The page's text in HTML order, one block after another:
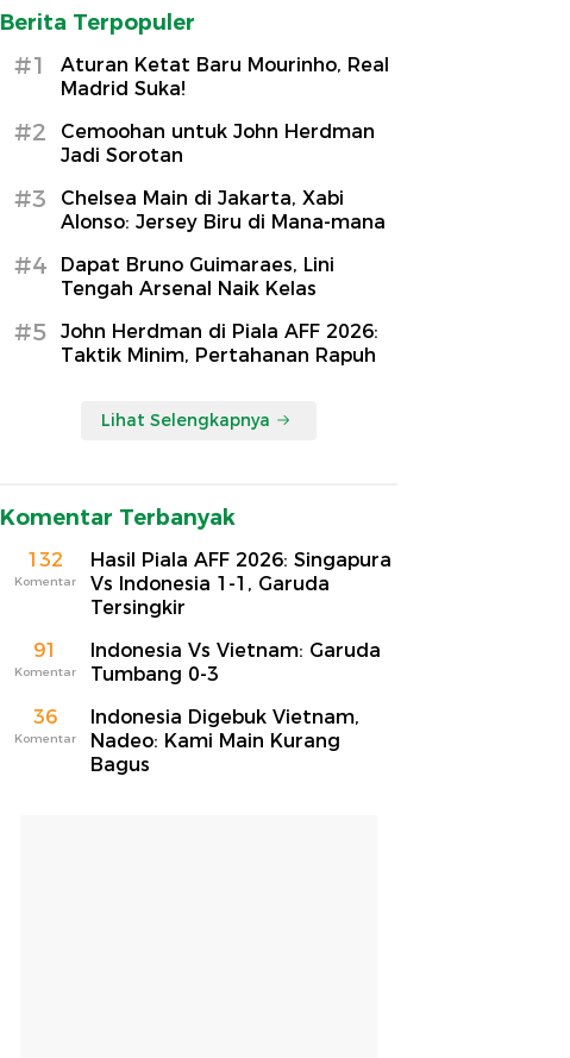
Berita Terpopuler
#1
Aturan Ketat Baru Mourinho, Real
Madrid Suka!
#2
Cemoohan untuk John Herdman
Jadi Sorotan
#3
Chelsea Main di Jakarta, Xabi
Alonso: Jersey Biru di Mana-mana
#4
Dapat Bruno Guimaraes, Lini
Tengah Arsenal Naik Kelas
#5
John Herdman di Piala AFF 2026:
Taktik Minim, Pertahanan Rapuh
Lihat Selengkapnya
Komentar Terbanyak
132
Komentar
Hasil Piala AFF 2026: Singapura
Vs Indonesia 1-1, Garuda
Tersingkir
91
Komentar
Indonesia Vs Vietnam: Garuda
Tumbang 0-3
36
Komentar
Indonesia Digebuk Vietnam,
Nadeo: Kami Main Kurang
Bagus